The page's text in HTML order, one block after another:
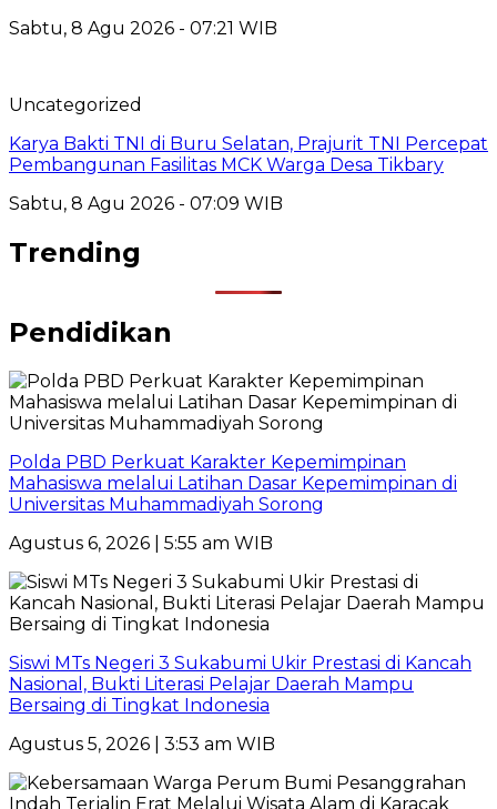
Sabtu, 8 Agu 2026 - 07:21 WIB
Uncategorized
Karya Bakti TNI di Buru Selatan, Prajurit TNI Percepat
Pembangunan Fasilitas MCK Warga Desa Tikbary
Sabtu, 8 Agu 2026 - 07:09 WIB
Trending
Pendidikan
Polda PBD Perkuat Karakter Kepemimpinan
Mahasiswa melalui Latihan Dasar Kepemimpinan di
Universitas Muhammadiyah Sorong
Agustus 6, 2026 | 5:55 am WIB
Siswi MTs Negeri 3 Sukabumi Ukir Prestasi di Kancah
Nasional, Bukti Literasi Pelajar Daerah Mampu
Bersaing di Tingkat Indonesia
Agustus 5, 2026 | 3:53 am WIB